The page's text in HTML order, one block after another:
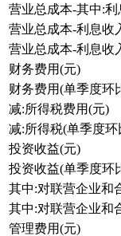
营业总成本-其中:
营业总成本-利息收
营业总成本-利息收
财务费用(元)
财务费用(单季度环
减:所得税费用(元)
减:所得税(单季度环
投资收益(元)
投资收益(单季度环
其中:对联营企业和
其中:对联营企业和
管理费用(元)